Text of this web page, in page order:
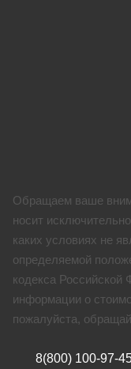
Обращаем ваше
носит
каких условиях не
определяемой
кодекса Российской
информации о
пожалуйста,
8(800) 100-97-